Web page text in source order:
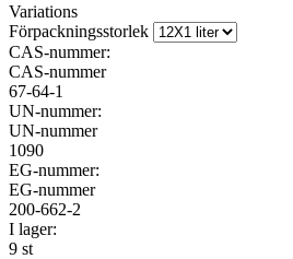
Variations
Förpackningsstorlek
CAS-nummer:
CAS-nummer
67-64-1
UN-nummer:
UN-nummer
1090
EG-nummer:
EG-nummer
200-662-2
I lager:
9 st